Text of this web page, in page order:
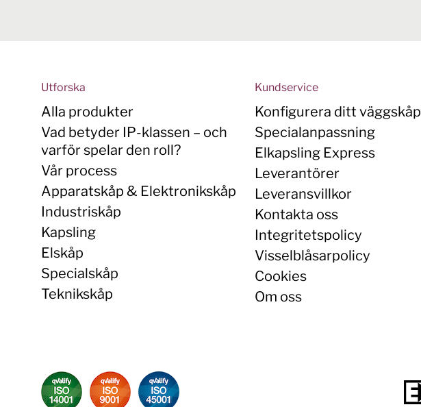
Utforska
Alla produkter
Vad betyder IP-klassen – och
varför spelar den roll?
Vår process
Apparatskåp & Elektronikskåp
Industriskåp
Kapsling
Elskåp
Specialskåp
Teknikskåp
Kundservice
Konfigurera ditt väggskåp
Specialanpassning
Elkapsling Express
Leverantörer
Leveransvillkor
Kontakta oss
Integritetspolicy
Visselblåsarpolicy
Cookies
Om oss